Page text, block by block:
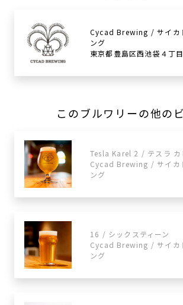
Cycad Brewing / サイカ
ング
東京都豊島区西池袋４丁
このブルワリーの他の
Tesla Karel 2 / テスラ カ
Cycad Brewing / サイカ
ング
16 / シックスティーン
Cycad Brewing / サイカ
ング